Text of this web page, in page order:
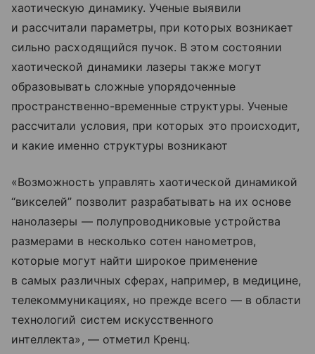
хаотическую динамику. Ученые выявили
и рассчитали параметры, при которых возникает
сильно расходящийся пучок. В этом состоянии
хаотической динамики лазеры также могут
образовывать сложные упорядоченные
пространственно-временные структуры. Ученые
рассчитали условия, при которых это происходит,
и какие именно структуры возникают
«Возможность управлять хаотической динамикой
“викселей” позволит разрабатывать на их основе
нанолазеры — полупроводниковые устройства
размерами в несколько сотен нанометров,
которые могут найти широкое применение
в самых различных сферах, например, в медицине,
телекоммуникациях, но прежде всего — в области
технологий систем искусственного
интеллекта», — отметил Кренц.